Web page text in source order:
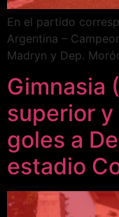
En el partido
Argentina –
Madryn y Dep.
Gimnasia
superior
goles a
estadio